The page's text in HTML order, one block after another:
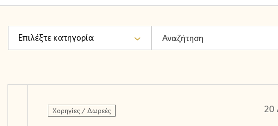
Επιλέξτε κατηγορία
Χορηγίες / Δωρεές 20